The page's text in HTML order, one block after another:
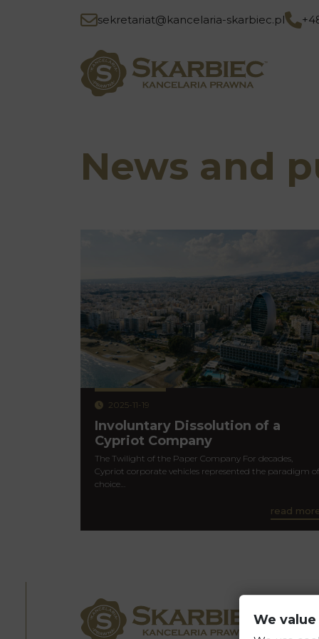
sekretariat@kancelaria-skarbiec.pl
News and
2025-11-19
Involuntary Dissolution of a
Cypriot Company
The Twilight of the Paper Company For decades,
Cypriot corporate vehicles represented the paradigm of
choice…
read
We